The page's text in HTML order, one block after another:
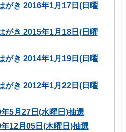
がき 2016年1月17日(日曜
がき 2015年1月18日(日曜
がき 2014年1月19日(日曜
がき 2012年1月22日(日曜
5月27日(水曜日)抽選
12月05日(木曜日)抽選